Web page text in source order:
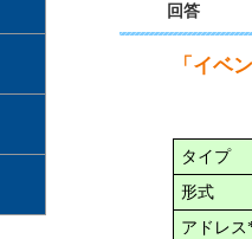
情報
自動
セミ
回答
「イベ
タイプ
形式
アドレス